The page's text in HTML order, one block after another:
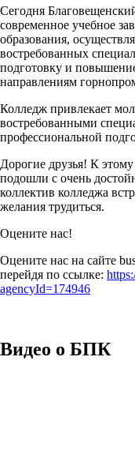
Сегодня
современное учебное
образования,
востребованных
подготовку и
направлениям
Колледж привлекает
востребованными
профессиональной
Дорогие друзья! К
подошли с очень
коллектив колледжа
желания трудиться.
Оцените нас!
Оцените нас на сайте
перейдя по ссылке:
agencyId=174946
Видео о БПК